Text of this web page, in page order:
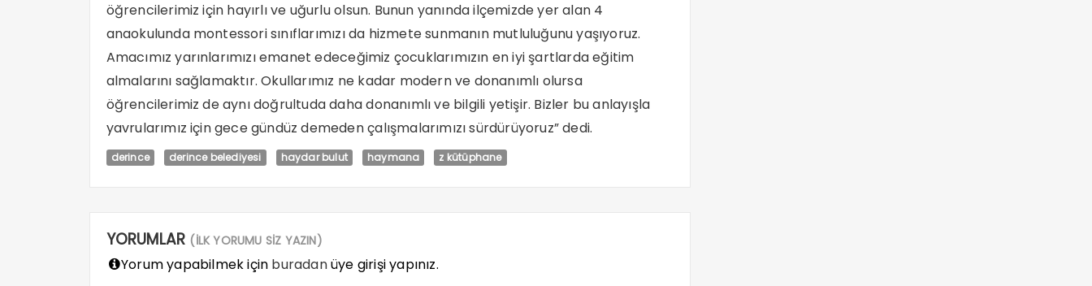
öğrencilerimiz için hayırlı ve uğurlu olsun. Bunun yanında ilçemizde yer alan 4
anaokulunda montessori sınıflarımızı da hizmete sunmanın mutluluğunu yaşıyoruz.
Amacımız yarınlarımızı emanet edeceğimiz çocuklarımızın en iyi şartlarda eğitim
almalarını sağlamaktır. Okullarımız ne kadar modern ve donanımlı olursa
öğrencilerimiz de aynı doğrultuda daha donanımlı ve bilgili yetişir. Bizler bu anlayışla
yavrularımız için gece gündüz demeden çalışmalarımızı sürdürüyoruz” dedi.
derince derince belediyesi haydar bulut haymana z kütüphane
YORUMLAR (İLK YORUMU SİZ YAZIN)
Yorum yapabilmek için buradanüye girişi yapınız.